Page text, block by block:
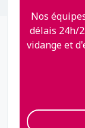
Nos
délais 24h/
vidange et